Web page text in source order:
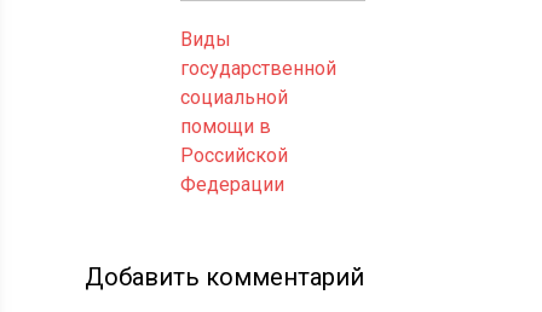
Виды
государственной
социальной
помощи в
Российской
Федерации
Добавить комментарий